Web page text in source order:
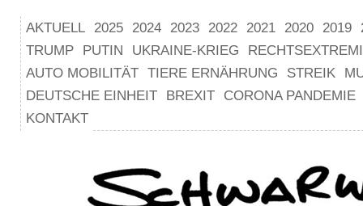
AKTUELL 2025 2024 2023 2022 2021 2020 2019
TRUMP
PUTIN UKRAINE-KRIEG
AUTO MOBILITÄT TIERE ERNÄHRUNG STREIK
DEUTSCHE EINHEIT
BREXIT
CORONA PANDEMIE
KONTAKT